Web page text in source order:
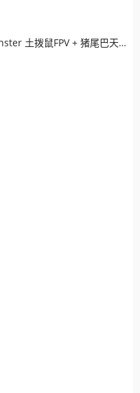
Fonster 土拨鼠FPV + 猪尾巴天线 + 极光高清图传